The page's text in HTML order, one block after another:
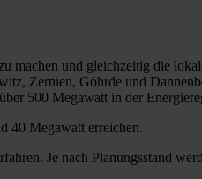
machen und gleichzeitig die
Zernien, Göhrde und
500 Megawatt in der
40 Megawatt erreichen.
Je nach Planungsstand